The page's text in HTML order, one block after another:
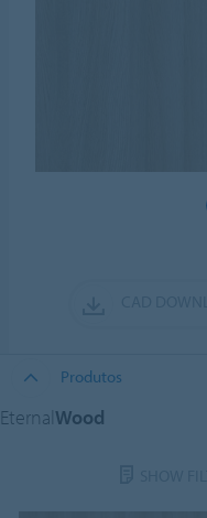
Produtos
Eternal Wood